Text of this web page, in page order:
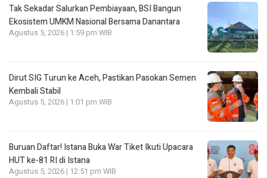
Tak Sekadar Salurkan Pembiayaan, BSI Bangun
Ekosistem UMKM Nasional Bersama Danantara
Agustus 5, 2026 | 1:59 pm WIB
Dirut SIG Turun ke Aceh, Pastikan Pasokan Semen
Kembali Stabil
Agustus 5, 2026 | 1:01 pm WIB
Buruan Daftar! Istana Buka War Tiket Ikuti Upacara
HUT ke-81 RI di Istana
Agustus 5, 2026 | 12:51 pm WIB